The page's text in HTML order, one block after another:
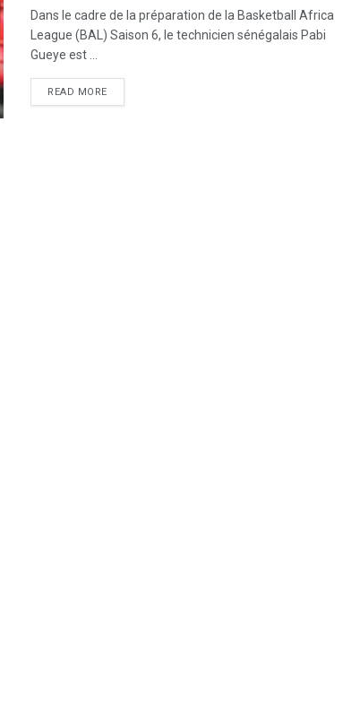
Dans le cadre de la préparation de la Basketball Africa
League (BAL) Saison 6, le technicien sénégalais Pabi
Gueye est ...
READ MORE